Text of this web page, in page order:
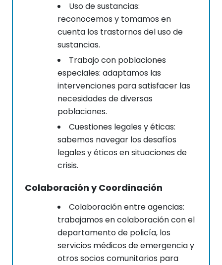
Uso de sustancias:
reconocemos y tomamos en
cuenta los trastornos del uso de
sustancias.
Trabajo con poblaciones
especiales: adaptamos las
intervenciones para satisfacer las
necesidades de diversas
poblaciones.
Cuestiones legales y éticas:
sabemos navegar los desafíos
legales y éticos en situaciones de
crisis.
Colaboración y Coordinación
Colaboración entre agencias:
trabajamos en colaboración con el
departamento de policía, los
servicios médicos de emergencia y
otros socios comunitarios para